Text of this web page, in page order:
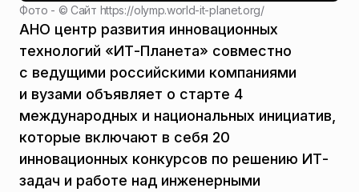
Фото - ©Сайт https://olymp.world-it-planet.org/
АНО центр развития инновационных
технологий «ИТ-Планета» совместно
с ведущими российскими компаниями
и вузами объявляет о старте 4
международных и национальных инициатив,
которые включают в себя 20
инновационных конкурсов по решению ИТ-
задач и работе над инженерными